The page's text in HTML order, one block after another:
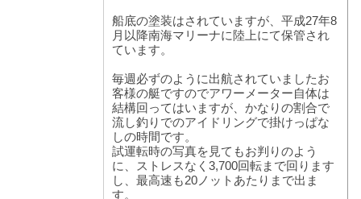
船底の塗装はされていますが、平成27年8
月以降南海マリーナに陸上にて保管され
ています。
毎週必ずのように出航されていましたお
客様の艇ですのでアワーメーター自体は
結構回ってはいますが、かなりの割合で
流し釣りでのアイドリングで掛けっぱな
しの時間です。
試運転時の写真を見てもお判りのよう
に、ストレスなく3,700回転まで回ります
し、最高速も20ノットあたりまで出ま
す。